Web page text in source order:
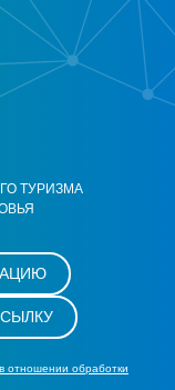
ТУРИЗМА
отношении обработки